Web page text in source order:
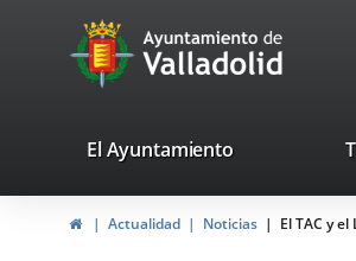
Portal
Web
Ayuntamiento
de
valladolid.es
El Ayuntamiento
InicioActualidad Noticias El TAC y